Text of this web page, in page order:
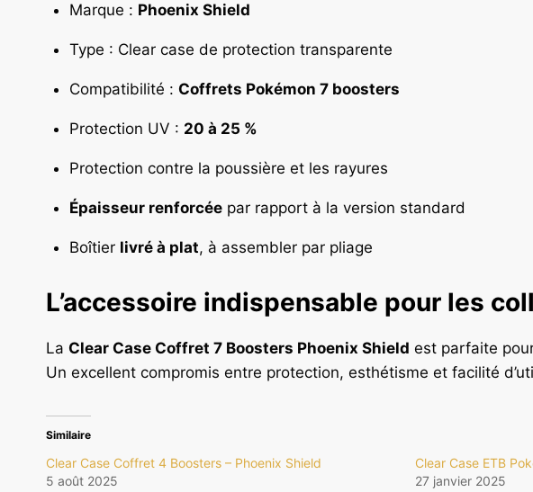
Marque : Phoenix Shield
Type : Clear case de protection transparente
Compatibilité : Coffrets Pokémon 7 boosters
Protection UV : 20 à 25 %
Protection contre la poussière et les rayures
Épaisseur renforcéepar rapport à la version standard
Boîtier livré à plat, à assembler par pliage
L’accessoire indispensable pour les
La Clear Case Coffret 7 Boosters Phoenix Shield est parfaite
Un excellent compromis entre protection, esthétisme et facilité
Similaire
Clear Case Coffret 4 Boosters – Phoenix Shield
5 août 2025
Clear Case ETB
27 janvier 2025